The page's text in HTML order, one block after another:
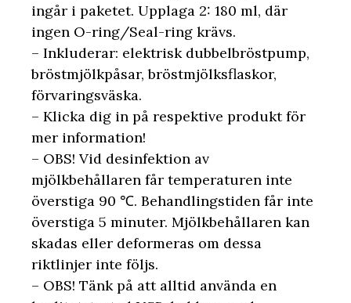
ingår i paketet. Upplaga 2: 180 ml, där
ingen O-ring/Seal-ring krävs.
– Inkluderar: elektrisk dubbelbröstpump,
bröstmjölkpåsar, bröstmjölksflaskor,
förvaringsväska.
– Klicka dig in på respektive produkt för
mer information!
– OBS! Vid desinfektion av
mjölkbehållaren får temperaturen inte
överstiga 90 ℃. Behandlingstiden får inte
överstiga 5 minuter. Mjölkbehållaren kan
skadas eller deformeras om dessa
riktlinjer inte följs.
– OBS! Tänk på att alltid använda en